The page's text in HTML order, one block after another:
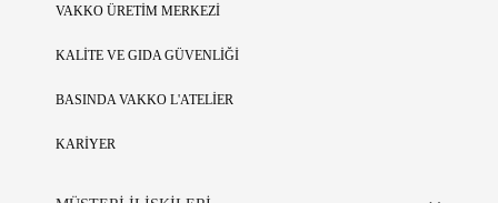
VAKKO ÜRETİM MERKEZİ
KALİTE VE GIDA GÜVENLİĞİ
BASINDA VAKKO L'ATELİER
KARİYER